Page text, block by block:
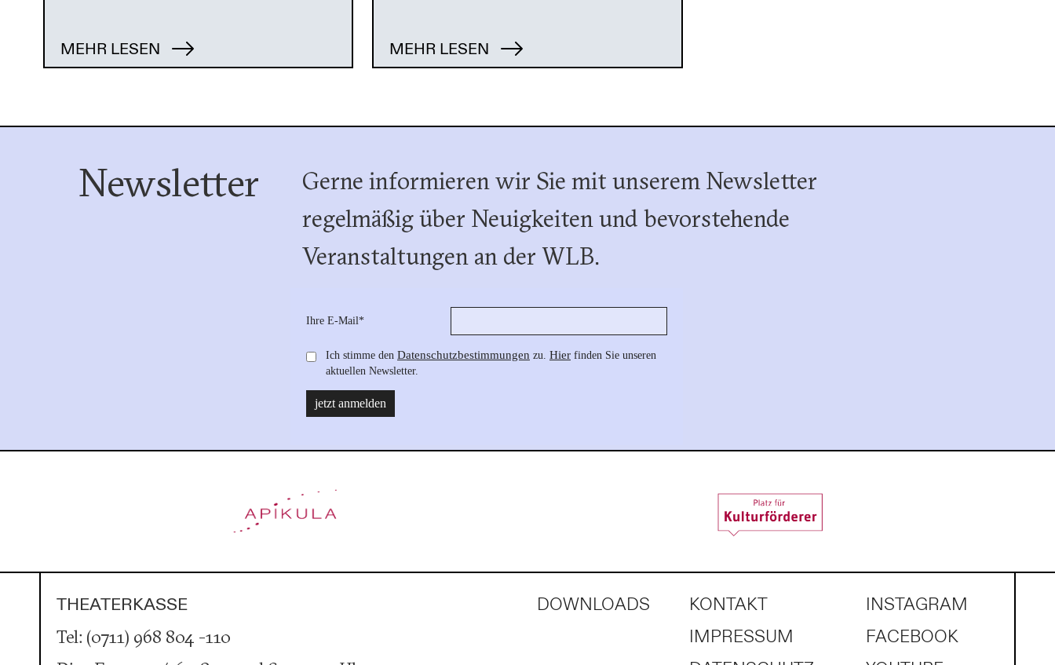
MEHR LESEN MEHR LESEN
Newsletter
Gerne informieren wir Sie mit unserem Newsletter
regelmäßig über Neuigkeiten und bevorstehende
Veranstaltungen an der WLB.
THEATERKASSE
Tel: (0711) 968 804 -110
DOWNLOADS
KONTAKT
IMPRESSUM
INSTAGRAM
FACEBOOK